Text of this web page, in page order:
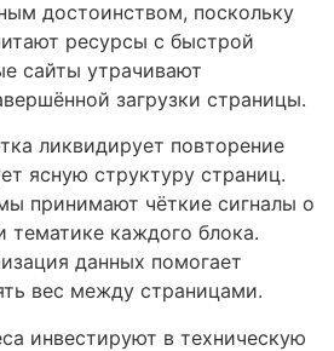
достоинством, поскольку
ресурсы с быстрой
сайты утрачивают
загрузки страницы.
ликвидирует повторение
ясную структуру страниц.
принимают чёткие сигналы о
тематике каждого блока.
данных помогает
вес между страницами.
инвестируют в техническую